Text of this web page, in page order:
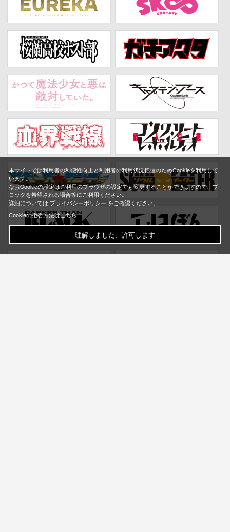
本サイトでは利用者の利便性向上と利用者の利用状況把握のためCookieを利用して
います。
なおCookieの設定はご利用のブラウザの設定でも変更することができますので、ブ
ロックを希望される場合等にご利用ください。
詳細については プライバシーポリシー をご確認ください。
Cookieの拒否方法はこちら
理解しました、許可します